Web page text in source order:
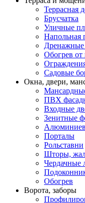
Террасная
Брусчатка
Уличные
Напольная
Обогрев от
Садовые
Окна, двери,
ПВХ
Входные
Зенитные
Порталы
Рольставни
Шторы,
Чердачные
Обогрев
Ворота, заборы